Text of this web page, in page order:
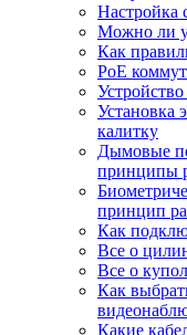
Настройка
Можно ли
Как
PoE
Установка
калитку
Дымовые
принципы
принцип
Как
Все о
Все о
Как
Какие